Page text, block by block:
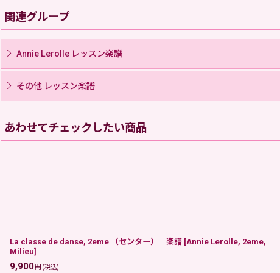
関連グループ
Annie Lerolle レッスン楽譜
その他 レッスン楽譜
あわせてチェックしたい商品
La classe de danse, 2eme （センター） 楽譜 [Annie Lerolle, 2eme,
Milieu]
9,900円(税込)